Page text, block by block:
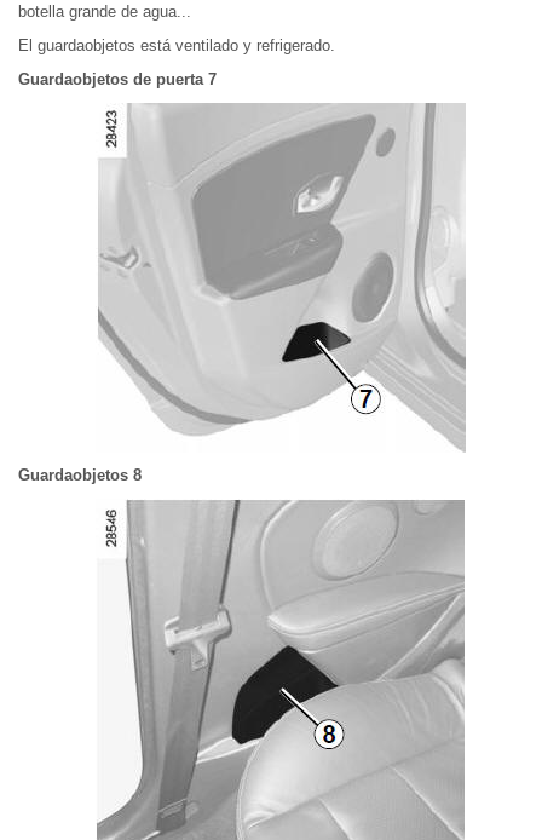
botella grande de agua...
El guardaobjetos está ventilado y refrigerado.
Guardaobjetos de puerta 7
Guardaobjetos 8